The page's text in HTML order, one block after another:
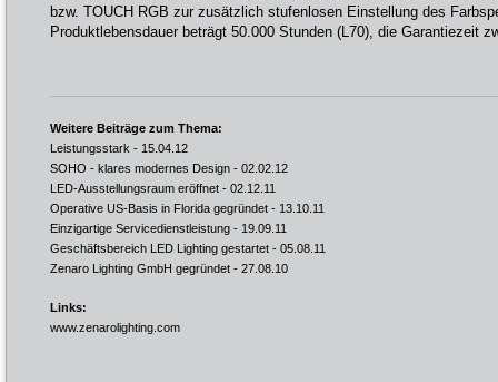
bzw. TOUCH RGB zur zusätzlich stufenlosen Einstellung des
Produktlebensdauer beträgt 50.000 Stunden (L70), die Garantiezeit
Weitere Beiträge zum Thema:
Leistungsstark - 15.04.12
SOHO - klares modernes Design - 02.02.12
LED-Ausstellungsraum eröffnet - 02.12.11
Operative US-Basis in Florida gegründet - 13.10.11
Einzigartige Servicedienstleistung - 19.09.11
Geschäftsbereich LED Lighting gestartet - 05.08.11
Zenaro Lighting GmbH gegründet - 27.08.10
Links:
www.zenarolighting.com